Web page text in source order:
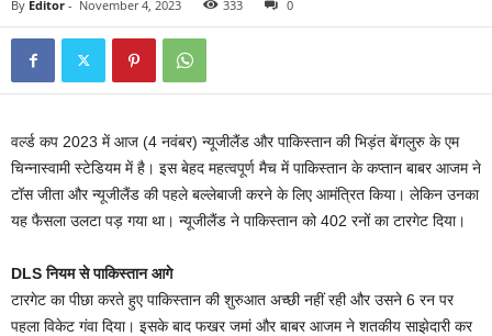
By Editor - November 4, 2023 333 0
वर्ल्ड कप 2023 में आज (4 नवंबर) न्यूजीलैंड और पाकिस्तान की भ‍िड़ंत बेंगलुरु के एम
चिन्नास्वामी स्टेडियम में है। इस बेहद महत्वपूर्ण मैच में पाकिस्तान के कप्तान बाबर आजम ने
टॉस जीता और न्यूजीलैंड की पहले बल्लेबाजी करने के लिए आमंत्र‍ित किया। लेकिन उनका
यह फैसला उलटा पड़ गया था। न्यूजीलैंड ने पाकिस्तान को 402 रनों का टारगेट दिया।
DLS नियम से पाकिस्तान आगे
टारगेट का पीछा करते हुए पाकिस्तान की शुरुआत अच्छी नहीं रही और उसने 6 रन पर
पहला विकेट गंवा दिया। इसके बाद फखर जमां और बाबर आजम ने शतकीय साझेदारी कर